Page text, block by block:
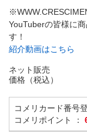
YouTuberの皆様に
す！
紹介動画はこちら
ネット販売
価格（税込）
コメリカード番号
コメリポイント ：